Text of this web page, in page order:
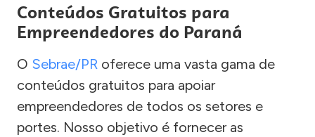
Conteúdos Gratuitos para
Empreendedores do Paraná
O Sebrae/PR oferece uma vasta gama de
conteúdos gratuitos para apoiar
empreendedores de todos os setores e
portes. Nosso objetivo é fornecer as